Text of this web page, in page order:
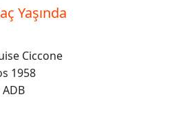
Yaşında
Ciccone
1958